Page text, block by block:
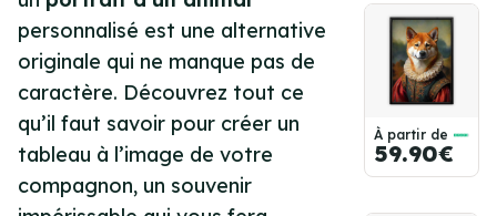
personnalisé est une alternative
originale qui ne manque pas de
caractère. Découvrez tout ce
qu’il faut savoir pour créer un
tableau à l’image de votre
compagnon, un souvenir
À partir de
59.90€